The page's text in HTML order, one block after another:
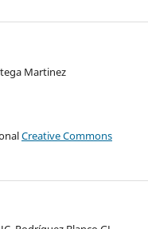
Martinez
Creative Commons